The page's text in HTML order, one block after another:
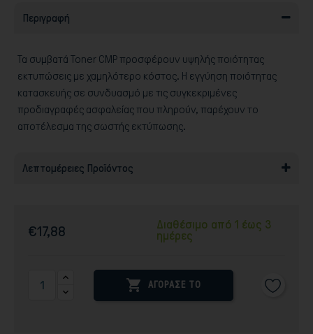
Περιγραφή
Τα συμβατά Toner CMP προσφέρουν υψηλής ποιότητας
εκτυπώσεις με χαμηλότερο κόστος. Η εγγύηση ποιότητας
κατασκευής σε συνδυασμό με τις συγκεκριμένες
προδιαγραφές ασφαλείας που πληρούν, παρέχουν το
αποτέλεσμα της σωστής εκτύπωσης.
Λεπτομέρειες Προϊόντος
€17,88
Διαθέσιμο από 1 έως 3
ημέρες
 ΑΓΟΡΑΣΕ ΤΟ